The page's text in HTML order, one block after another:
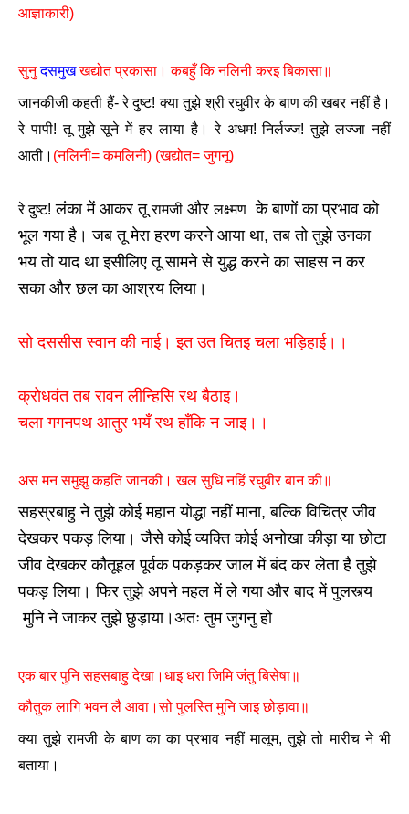
आज्ञाकारी)
सुनुदसमुखखद्योत प्रकासा। कबहुँ कि नलिनी करइ बिकासा॥
जानकीजी कहती हैं- रे दुष्ट! क्या तुझे श्री रघुवीर के बाण की खबर नहीं है।
रे पापी! तू मुझे सूने में हर लाया है। रे अधम! निर्लज्ज! तुझे लज्जा नहीं
आती। (नलिनी= कमलिनी) (खद्योत= जुगनू)
रे दुष्ट! लंका में आकर तूरामजी औरलक्ष्मण के बाणों का प्रभाव को
भूल गया है। जब तू मेरा हरण करने आया था, तब तो तुझे उनका
भय तो याद था इसीलिए तू सामने से युद्ध करने का साहस न कर
सका और छल का आश्रय लिया।
सो दससीस स्वान की नाई। इत उत चितइ चला भड़िहाई।।
क्रोधवंत तब रावन लीन्हिसि रथ बैठाइ।
चला गगनपथ आतुर भयँ रथ हाँकि न जाइ।।
अस मन समुझु कहति जानकी। खल सुधि नहिं रघुबीर बान की॥
सहस्रबाहु ने तुझे कोई महान योद्धा नहीं माना, बल्कि विचित्र जीव
देखकर पकड़ लिया। जैसे कोई व्यक्ति कोई अनोखा कीड़ा या छोटा
जीव देखकर कौतूहल पूर्वक पकड़कर जाल में बंद कर लेता है तुझे
पकड़ लिया। फिर तुझे अपने महल में ले गया और बाद मेंपुलस्त्य
मुनि ने जाकर तुझे छुड़ाया।अतः तुम जुगनु हो
एक बार पुनि सहसबाहु देखा।धाइ धरा जिमि जंतु बिसेषा॥
कौतुक लागि भवन लै आवा।सो पुलस्ति मुनि जाइ छोड़ावा॥
क्या तुझे रामजी के बाण का का प्रभाव नहीं मालूम, तुझे तो मारीच ने भी
बताया।